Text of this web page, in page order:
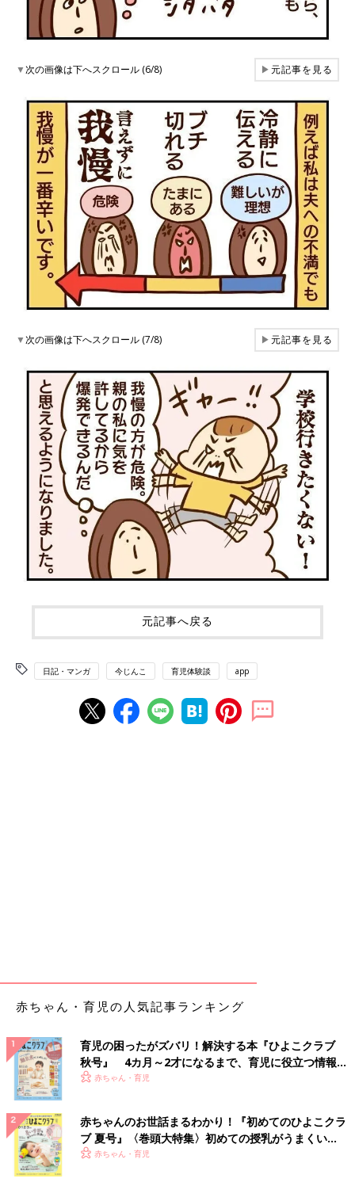
▼次の画像は下へスクロール (6/8) ▶元記事を見る
▼次の画像は下へスクロール (7/8) ▶元記事を見る
元記事へ戻る
日記・マンガ 今じんこ 育児体験談 app
赤ちゃん・育児の人気記事ランキング
育児の困ったがズバリ！解決する本『ひよこクラブ
秋号』 4カ月～2才になるまで、育児に役立つ情報が
いっぱい！
赤ちゃん・育児
赤ちゃんのお世話まるわかり！『初めてのひよこクラ
ブ 夏号』〈巻頭大特集〉初めての授乳がうまくい
く！ おっぱい・ミルクの基本と夏のトラブル 解決テ
赤ちゃん・育児